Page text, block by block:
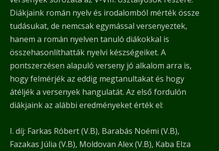
Diákjaink román nyelv és irodalomból mérték össze
tudásukat, de nemcsak egymással versenyeztek,
hanem a román nyelven tanuló diákokkal is
összehasonlíthatták nyelvi készségeiket. A
pontszerzésen alapuló verseny jó alkalom arra is,
hogy felmérjék az eddig megtanultakat és hogy
átéljék a versenyek hangulatát. Az első fordulón
diákjaink az alábbi eredményeket érték el:
I. díj: Farkas Róbert (V.B), Barabás Noémi (V.B),
Fazakas Júlia (V.B), Moldovan Alex (V.B), Kaba Elza